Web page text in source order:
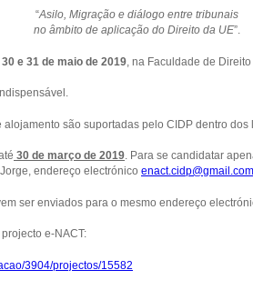
“Asilo, Migração e diálogo entre tribunais
no âmbito de aplicação do Direito da UE”.
30 e 31 de maio de 2019 , na Faculdade de
alojamento são suportadas pelo CIDP dentro
30 de março de 2019 . Para se candidatar
endereço electrónico enact.cidp@gmail. com
ser enviados para o mesmo endereço
e-NACT:
3904/projectos/15582